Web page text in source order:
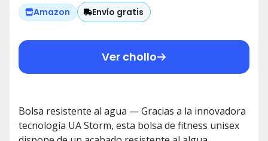
Amazon Envío gratis
Ver chollo
Bolsa resistente al agua — Gracias a la innovadora
tecnología UA Storm, esta bolsa de fitness unisex